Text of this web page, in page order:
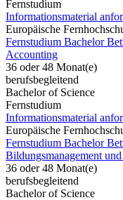
Fernstudium
Informationsmaterial
Europäische
Fernstudium Bachelor
Accounting
36 oder 48 Monat(e)
berufsbegleitend
Bachelor of Science
Fernstudium
Informationsmaterial
Europäische
Fernstudium Bachelor
Bildungsmanagement
36 oder 48 Monat(e)
berufsbegleitend
Bachelor of Science